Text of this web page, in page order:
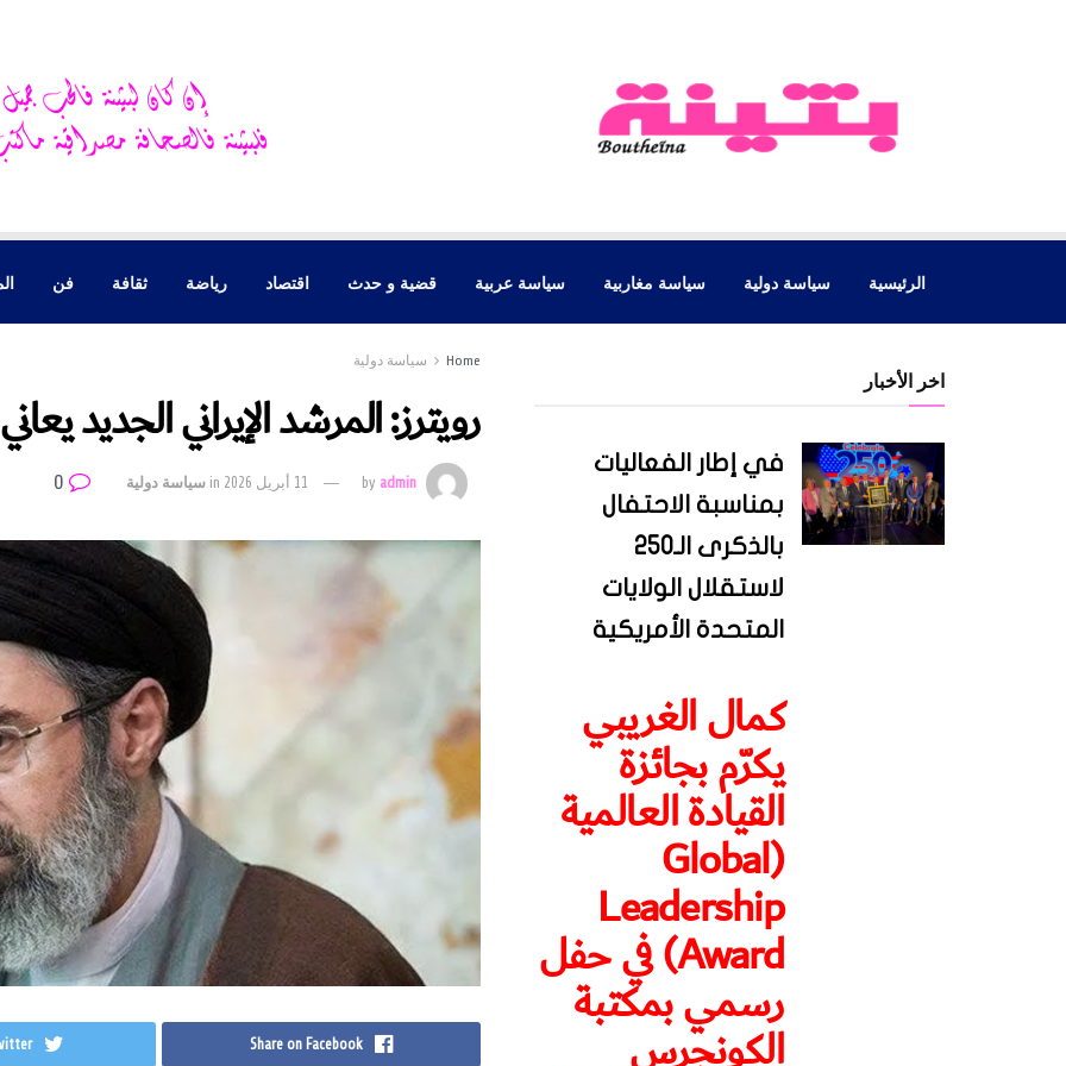
الرئيسية سياسة دولية سياسة مغاربية سياسة عربية قضية و حدث اقتصاد رياضة ثقافة فن
Home سياسة دولية
رويترز: المرشد الإيراني الجديد
byadmin 11 أبريل 2026 inسياسة دولية
Share on Facebook
اخر الأخبار
في إطار الفعاليات
بمناسبة الاحتفال
بالذكرى الـ250
لاستقلال الولايات
المتحدة الأمريكية
كمال الغريبي
يكرّم بجائزة
القيادة العالمية
(Global
Leadership
Award) في حفل
رسمي بمكتبة
الكونجرس